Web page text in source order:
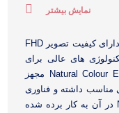
نمایش بیشتر
نقد و بررسی اجمالی ین تلویزیون هایسنس دارای کیفیت تصویر FHD
های عالی برای
بخش تصویرش بوده و به فناوری Natural Colour Enhancer مجهز
داشته و فناوری
کاهش سر و صدا یا همان Noise Reduction در آن به کار برده شده